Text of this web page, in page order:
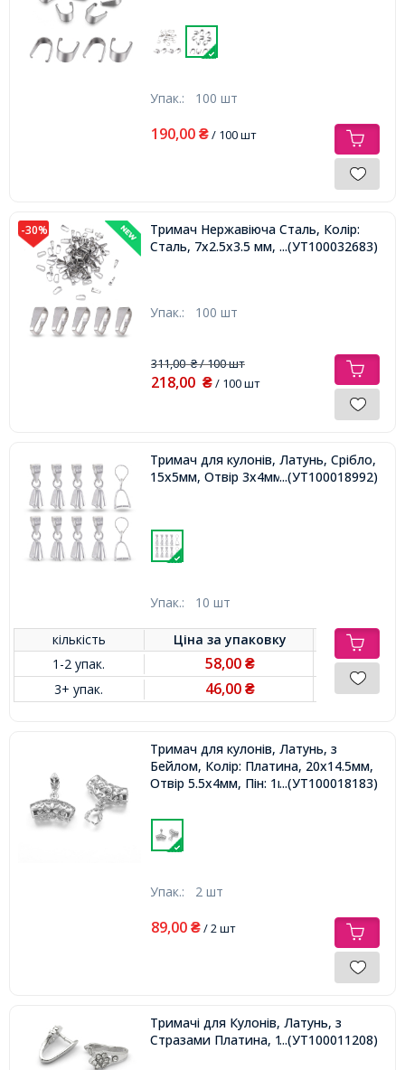
Упак.: 100 шт
190,00 ₴/ 100 шт
-30%
Тримач Нержавіюча Сталь, Колір:
Сталь, 7x2.5x3.5 мм, Отвір 3х6.5мм,
...(УТ100032683)
Упак.: 100 шт
311,00₴/ 100 шт
218,00 ₴/ 100 шт
Тримач для кулонів, Латунь, Срібло,
15х5мм, Отвір 3х4мм, Пін 0.8мм,
...(УТ100018992)
Упак.: 10 шт
кількість Ціна заупаковку
1-2 упак.
58,00₴
3+ упак. 46,00₴
Тримач для кулонів, Латунь, з
Бейлом, Колір: Платина, 20х14.5мм,
Отвір 5.5х4мм, Пін: 1мм...(УТ100018183)
Упак.: 2 шт
89,00 ₴/ 2 шт
Тримачі для Кулонів, Латунь, з
Стразами Платина, 13х12мм,
...(УТ100011208)